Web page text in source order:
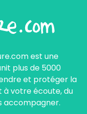
est une
plus de 5000
et protéger la
à votre écoute, du
accompagner.